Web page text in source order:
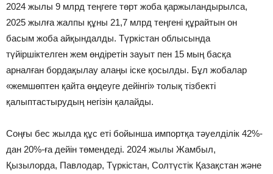
2024 жылы 9 млрд теңгеге төрт жоба қаржыландырылса,
2025 жылға жалпы құны 21,7 млрд теңгені құрайтын он
басым жоба айқындалды. Түркістан облысында
түйіршіктелген жем өндіретін зауыт пен 15 мың басқа
арналған бордақылау алаңы іске қосылды. Бұл жобалар
«жемшөптен қайта өңдеуге дейінгі» толық тізбекті
қалыптастырудың негізін қалайды.
Соңғы бес жылда құс еті бойынша импортқа тәуелділік 42%-
дан 20%-ға дейін төмендеді. 2024 жылы Жамбыл,
Қызылорда, Павлодар, Түркістан, Солтүстік Қазақстан және